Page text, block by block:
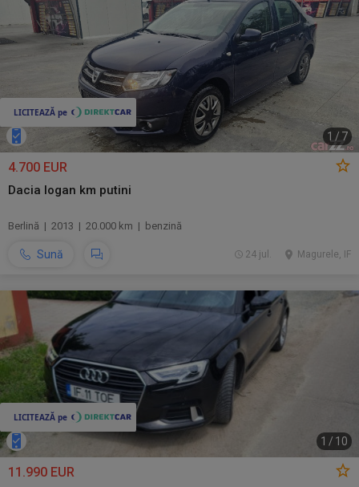
1 / 7
4.700 EUR
Dacia logan km putini
Berlină | 2013 | 20.000 km | benzină
Sună Magurele, IF
24 jul.
1 / 10
11.990 EUR